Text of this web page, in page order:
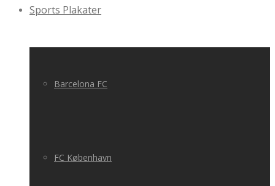
Sports Plakater
Barcelona FC
FC København